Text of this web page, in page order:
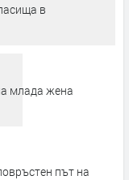
в
млада жена
път на